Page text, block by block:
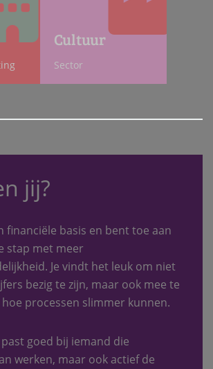
Cultuur
Sector
jij?
financiële basis en bent toe aan
stap met meer
Je vindt het leuk om niet
bezig te zijn, maar ook mee te
processen slimmer kunnen.
goed bij iemand die
werken, maar ook actief de